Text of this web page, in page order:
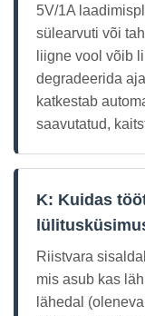
5V/1A
sülearvuti või
liigne vool võib
degradeerida
katkestab
saavutatud,
K: Kuidas
Riistvara
mis asub kas
lähedal